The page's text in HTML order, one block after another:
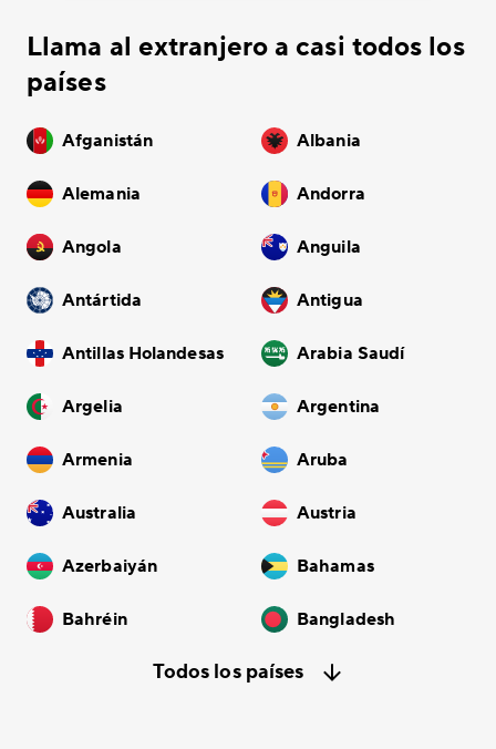
Llama al extranjero a casi todos los
países
Afganistán Albania
Alemania Andorra
Angola Anguila
Antártida Antigua
Antillas Holandesas Arabia Saudí
Argelia Argentina
Armenia Aruba
Australia Austria
Azerbaiyán Bahamas
Bahréin Bangladesh
Todos los países